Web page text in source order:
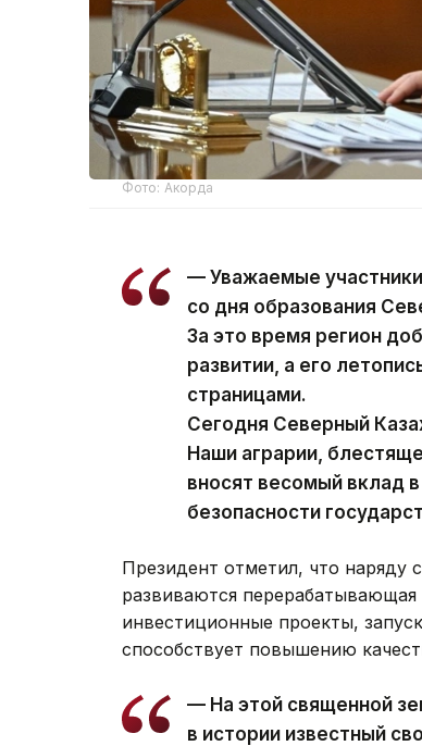
Фото: Акорда
— Уважаемые
со дня образования
За это время регион
развитии, а его
страницами.
Сегодня Северный
Наши аграрии,
вносят весомый вклад
безопасности
Президент отметил, что наряду
развиваются
инвестиционные проекты,
способствует повышению
— На этой священной
в истории известный